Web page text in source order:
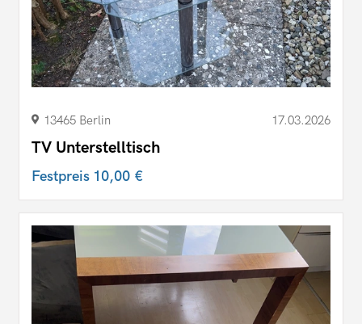
13465 Berlin 17.03.2026
TV Unterstelltisch
Festpreis 10,00 €